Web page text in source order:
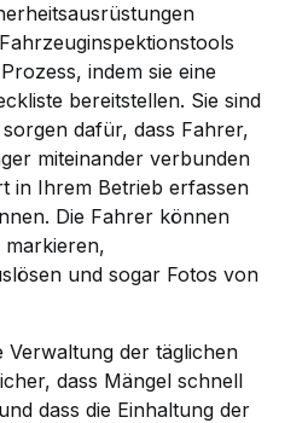
indem sie eine
bereitstellen. Sie sind
dafür, dass Fahrer,
miteinander verbunden
in Ihrem Betrieb erfassen
Die Fahrer können
markieren,
und sogar Fotos von
Verwaltung der täglichen
dass Mängel schnell
dass die Einhaltung der